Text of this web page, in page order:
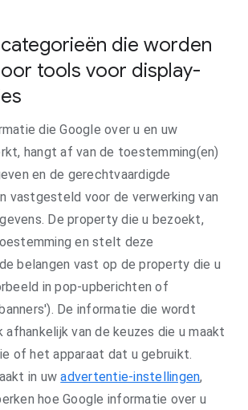
die worden
tools voor display-
die Google over u en uw
hangt af van de toestemming(en)
en de gerechtvaardigde
vastgesteld voor de verwerking van
De property die u bezoekt,
en stelt deze
belangen vast op de property die u
in pop-upberichten of
De informatie die wordt
afhankelijk van de keuzes die u maakt
of het apparaat dat u gebruikt.
in uwadvertentie-instellingen,
hoe Google informatie over u